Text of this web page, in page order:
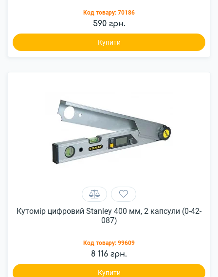
Код товару: 70186
590 грн.
Купити
Кутомір цифровий Stanley 400 мм, 2 капсули (0-42-
087)
Код товару: 99609
8 116 грн.
Купити